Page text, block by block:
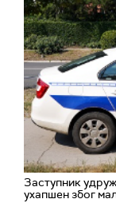
Заступник
ухапшен због